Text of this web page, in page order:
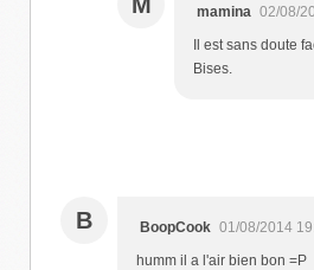
mamina 02/08/
Il est sans doute
Bises.
B BoopCook 01/08/2014
humm il a l'air bien bon =P